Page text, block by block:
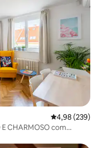
Classificação
4,98 (239)
CHARMOSO com